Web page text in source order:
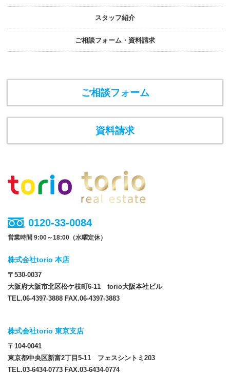
スタッフ紹介
ご相談フォーム・資料請求
ご相談フォーム
資料請求
0120-33-0084
営業時間 9:00～18:00（水曜定休）
株式会社torio 本店
〒530-0037
大阪府大阪市北区松ケ枝町6-11 torio大阪本社ビル
TEL.06-4397-3888 FAX.06-4397-3883
株式会社torio 東京支店
〒104-0041
東京都中央区新富2丁目5-11 フェスシントミ203
TEL.03-6434-0773 FAX.03-6434-0774